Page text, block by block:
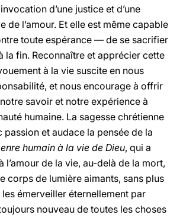
d’une justice et d’une
de l’amour. Et elle est même capable
toute espérance — de se sacrifier
la fin. Reconnaître et apprécier cette
à la vie suscite en nous
et nous encourage à offrir
savoir et notre expérience à
humaine. La sagesse chrétienne
et audace la pensée de la
humain à la vie de Dieu, qui a
l’amour de la vie, au-delà de la mort,
corps de lumière aimants, sans plus
émerveiller éternellement par
nouveau de toutes les choses